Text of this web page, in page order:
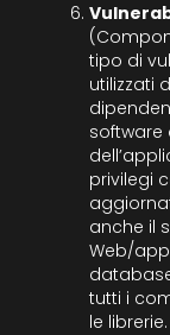
tipo di
utilizzati
software
privilegi
anche il
Web/
tutti i
le librerie.